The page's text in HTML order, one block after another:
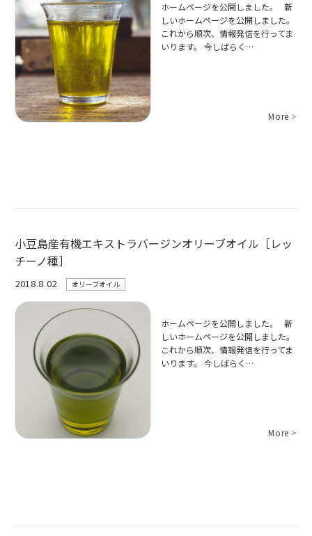
ホームページを公開しました。 新
しいホームページを公開しました。
これから順次、情報発信を行ってま
いります。 今しばらく…
More >
小豆島産有機エキストラバージンオリーブオイル［レッ
チーノ種］
2018.8.02 オリーブオイル
ホームページを公開しました。 新
しいホームページを公開しました。
これから順次、情報発信を行ってま
いります。 今しばらく…
More >